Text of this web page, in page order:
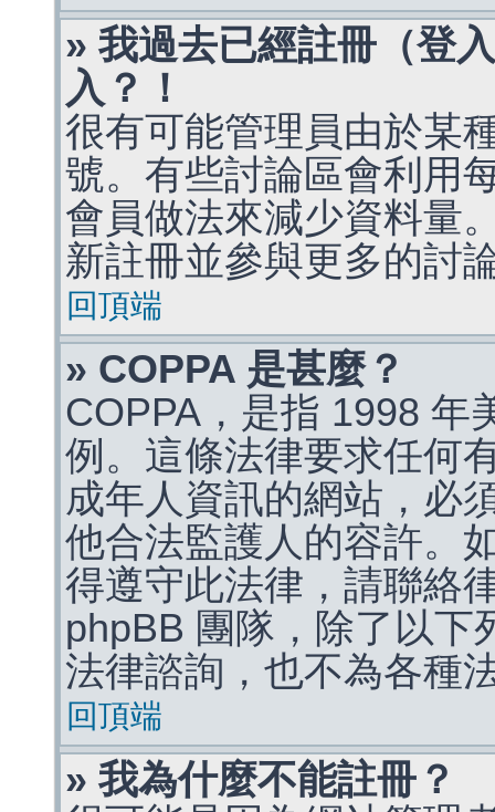
» 我過去已經註冊（登
入？！
很有可能管理員由於某
號。有些討論區會利用
會員做法來減少資料量
新註冊並參與更多的討
回頂端
» COPPA 是甚麼？
COPPA，是指 1998 年
例。這條法律要求任何
成年人資訊的網站，必
他合法監護人的容許。
得遵守此法律，請聯絡
phpBB 團隊，除了以下
法律諮詢，也不為各種
回頂端
» 我為什麼不能註冊？